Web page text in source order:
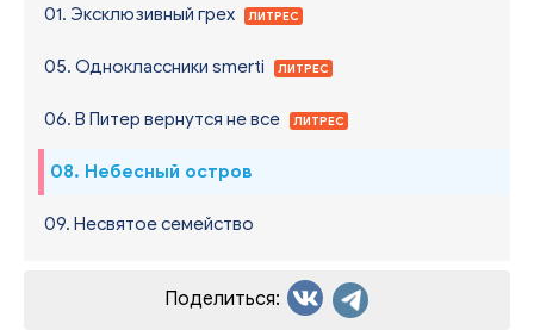
01. Эксклюзивный грех ЛИТРЕС
05. Одноклассники smerti ЛИТРЕС
06. В Питер вернутся не все ЛИТРЕС
08. Небесный остров
09. Несвятое семейство
Поделиться: